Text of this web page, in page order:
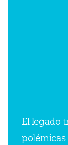
El legado
polémicas